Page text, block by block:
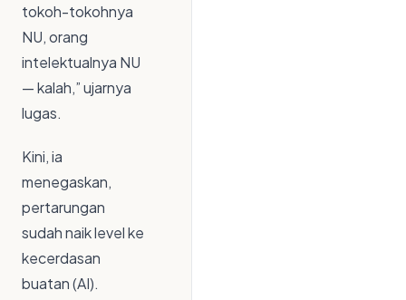
tokoh-tokohnya
NU, orang
intelektualnya NU
— kalah,” ujarnya
lugas.
Kini, ia
menegaskan,
pertarungan
sudah naik level ke
kecerdasan
buatan (AI).